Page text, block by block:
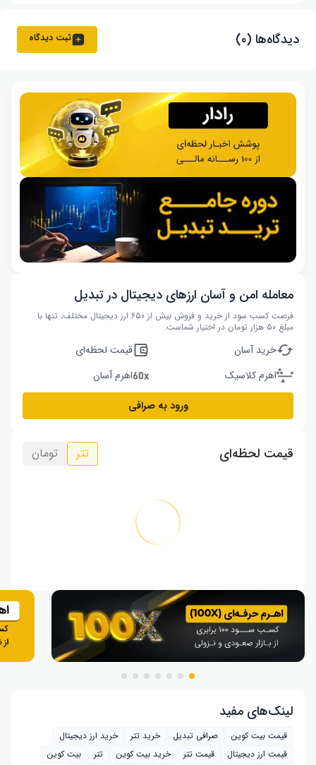
دیدگاه‌ها (۰) ثبت دیدگاه
معامله امن و آسان ارزهای دیجیتال در تبدیل
فرصت کسب سود از خرید و فروش بیش از ۶۵۰ ارز دیجیتال مختلف، تنها با
مبلغ ۵۰ هزار تومان در اختیار شماست.
خرید آسان
قیمت لحظه‌ای
اهرم کلاسیک
اهرم آسان
ورود به صرافی
قیمت لحظه‌ای تتر تومان
لینک‌های مفید
قیمت بیت کوین صرافی تبدیل خرید تتر
خرید ارز دیجیتال
قیمت ارز دیجیتال
قیمت تتر خرید بیت‌ کوین تتر
بیت کوین